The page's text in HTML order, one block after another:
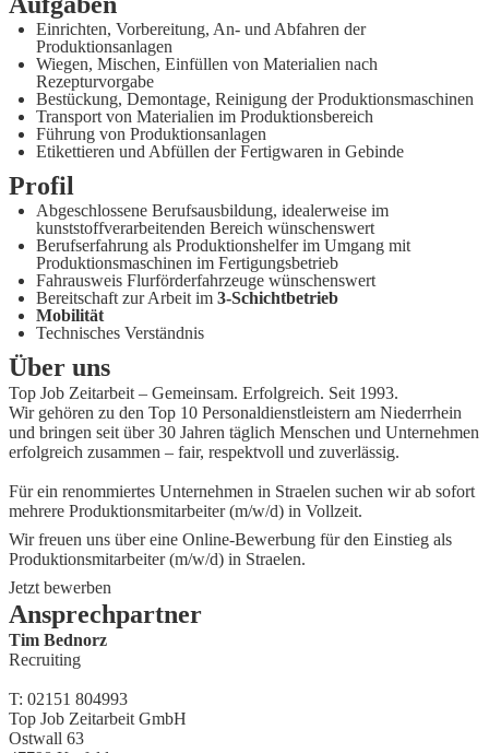
Einrichten, Vorbereitung, An- und Abfahren der
Produktionsanlagen
Wiegen, Mischen, Einfüllen von Materialien nach
Rezepturvorgabe
Bestückung, Demontage, Reinigung der Produktionsmaschinen
Transport von Materialien im Produktionsbereich
Führung von Produktionsanlagen
Etikettieren und Abfüllen der Fertigwaren in Gebinde
Profil
Abgeschlossene Berufsausbildung, idealerweise im
kunststoffverarbeitenden Bereich wünschenswert
Berufserfahrung als Produktionshelfer im Umgang mit
Produktionsmaschinen im Fertigungsbetrieb
Fahrausweis Flurförderfahrzeuge wünschenswert
Bereitschaft zur Arbeit im 3-Schichtbetrieb
Mobilität
Technisches Verständnis
Über uns
Top Job Zeitarbeit – Gemeinsam. Erfolgreich. Seit 1993.
Wir gehören zu den Top 10 Personaldienstleistern am Niederrhein
und bringen seit über 30 Jahren täglich Menschen und Unternehmen
erfolgreich zusammen – fair, respektvoll und zuverlässig.
Für ein renommiertes Unternehmen in Straelen suchen wir ab sofort
mehrere Produktionsmitarbeiter (m/w/d) in Vollzeit.
Wir freuen uns über eine Online-Bewerbung für den Einstieg als
Produktionsmitarbeiter (m/w/d) in Straelen.
Jetzt bewerben
Ansprechpartner
Tim Bednorz
Recruiting
T: 02151 804993
Top Job Zeitarbeit GmbH
Ostwall 63